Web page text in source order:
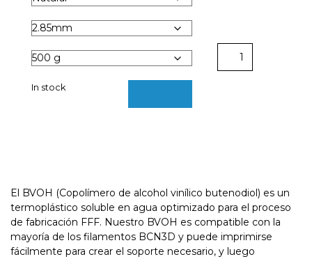
In stock
El BVOH (Copolímero de alcohol vinílico butenodiol) es un
termoplástico soluble en agua optimizado para el proceso
de fabricación FFF. Nuestro BVOH es compatible con la
mayoría de los filamentos BCN3D y puede imprimirse
fácilmente para crear el soporte necesario, y luego